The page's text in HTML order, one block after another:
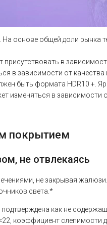
основе общей доли рынка
в
в зависимости от качества
быть формата HDR10 +.
изменяться в зависимости
покрытием
не отвлекаясь
не закрывая
света.*
как не
коэффициент слепимости